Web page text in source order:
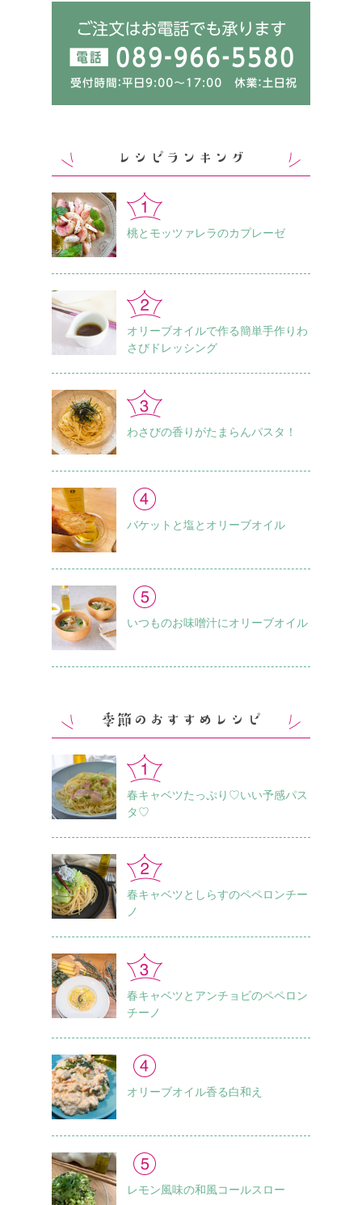
桃とモッツァレラのカプレーゼ
オリーブオイルで作る簡単手作りわ
さびドレッシング
わさびの香りがたまらんパスタ！
バケットと塩とオリーブオイル
いつものお味噌汁に オリーブオイル
春キャベツたっぷり♡いい予感パス
タ♡
春キャベツとしらすのペペロンチー
ノ
春キャベツとアンチョビのペペロン
チーノ
オリーブオイル香る白和え
レモン風味の和風コールスロー